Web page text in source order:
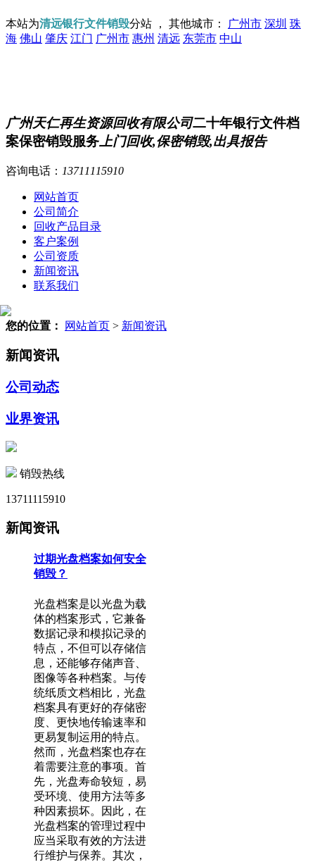
本站为清远银行文件销毁分站 ， 其他城市： 广州市 深圳 珠
海 佛山 肇庆 江门 广州市 惠州 清远 东莞市 中山
广州天仁再生资源回收有限公司二十年银行文件档
案保密销毁服务 上门回收,保密销毁,出具报告
咨询电话： 13711115910
网站首页
公司简介
回收产品目录
客户案例
公司资质
新闻资讯
联系我们
您的位置： 网站首页 > 新闻资讯
新闻资讯
公司动态
业界资讯
销毁热线
13711115910
新闻资讯
过期光盘档案如何安全
销毁？
光盘档案是以光盘为载
体的档案形式，它兼备
数据记录和模拟记录的
特点，不但可以存储信
息，还能够存储声音、
图像等各种档案。与传
统纸质文档相比，光盘
档案具有更好的存储密
度、更快地传输速率和
更易复制运用的特点。
然而，光盘档案也存在
着需要注意的事项。首
先，光盘寿命较短，易
受环境、使用方法等多
种因素损坏。因此，在
光盘档案的管理过程中
应当采取有效的方法进
行维护与保养。其次，